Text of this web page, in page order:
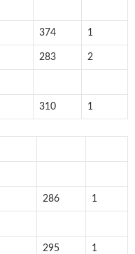
374 1
283 2
310 1
286 1
295 1